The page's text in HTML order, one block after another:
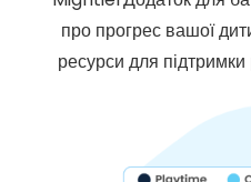
про прогрес вашої
ресурси для